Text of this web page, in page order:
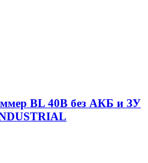
BL 40В без АКБ и ЗУ